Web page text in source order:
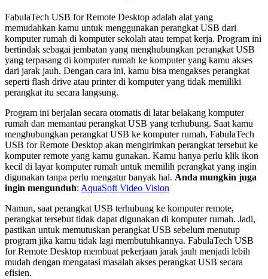
FabulaTech USB for Remote Desktop adalah alat yang
memudahkan kamu untuk menggunakan perangkat USB dari
komputer rumah di komputer sekolah atau tempat kerja. Program ini
bertindak sebagai jembatan yang menghubungkan perangkat USB
yang terpasang di komputer rumah ke komputer yang kamu akses
dari jarak jauh. Dengan cara ini, kamu bisa mengakses perangkat
seperti flash drive atau printer di komputer yang tidak memiliki
perangkat itu secara langsung.
Program ini berjalan secara otomatis di latar belakang komputer
rumah dan memantau perangkat USB yang terhubung. Saat kamu
menghubungkan perangkat USB ke komputer rumah, FabulaTech
USB for Remote Desktop akan mengirimkan perangkat tersebut ke
komputer remote yang kamu gunakan. Kamu hanya perlu klik ikon
kecil di layar komputer rumah untuk memilih perangkat yang ingin
digunakan tanpa perlu mengatur banyak hal. Anda mungkin juga
ingin mengunduh: AquaSoft Video Vision
Namun, saat perangkat USB terhubung ke komputer remote,
perangkat tersebut tidak dapat digunakan di komputer rumah. Jadi,
pastikan untuk memutuskan perangkat USB sebelum menutup
program jika kamu tidak lagi membutuhkannya. FabulaTech USB
for Remote Desktop membuat pekerjaan jarak jauh menjadi lebih
mudah dengan mengatasi masalah akses perangkat USB secara
efisien.